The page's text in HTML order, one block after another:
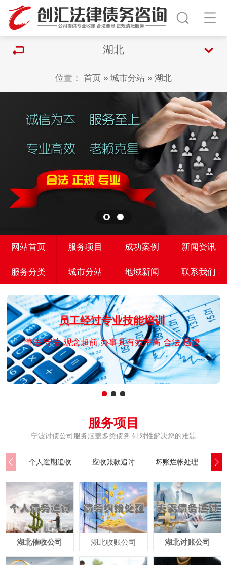
湖北
位置： 首页 » 城市分站 » 湖北
网站首页 服务项目 成功案例 新闻资讯
服务分类 城市分站 地域新闻 联系我们
员工经过专业技能培训
懂法 守法 观念超前 办事具有效率高 合法 迅捷
服务项目
宁波讨债公司服务涵盖多类债务 针对性解决您的难题
个人逾期追收 应收账款追讨 坏账烂帐处理
湖北催收公司 湖北收账公司 湖北讨账公司